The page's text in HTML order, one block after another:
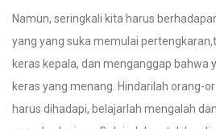
Namun, seringkali kita harus
yang yang suka memulai
keras kepala, dan menganggap bahwa
keras yang menang. Hindarilah orang-
harus dihadapi, belajarlah mengalah